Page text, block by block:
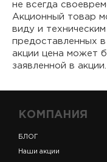
не всегда
Акционный товар
виду и
предоставленных
акции цена может
заявленной в акции.
КОМПАНИЯ
БЛОГ
Наши акции